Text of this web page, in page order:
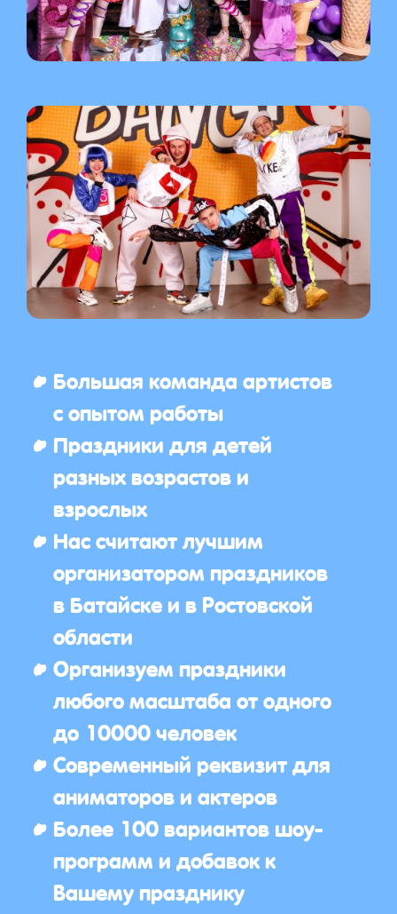
Большая команда артистов
с опытом работы
Праздники для детей
разных возрастов и
взрослых
Нас считают лучшим
организатором праздников
в Батайске и в Ростовской
области
Организуем праздники
любого масштаба от одного
до 10000 человек
Современный реквизит для
аниматоров и актеров
Более 100 вариантов шоу-
программ и добавок к
Вашему празднику